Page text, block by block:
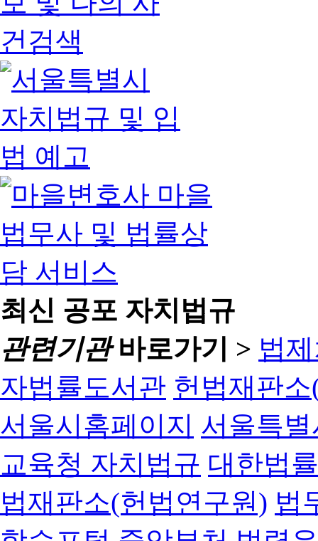
최신 공포 자치법규
관련기관바로가기 > 법
자법률도서관 헌법재판
서울시홈페이지 서울특
교육청 자치법규 대한법
법재판소(헌법연구원) 법